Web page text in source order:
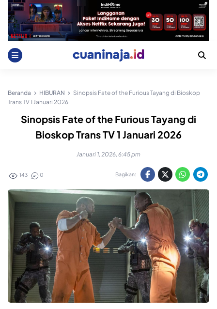
Skip
content
Beranda HIBURAN
Sinopsis Fate of the Furious Tayang di Bioskop
Trans TV 1 Januari 2026
Sinopsis Fate of the Furious Tayang di
Bioskop Trans TV 1 Januari 2026
Januari 1, 2026, 6:45 pm
143 0 Bagikan: